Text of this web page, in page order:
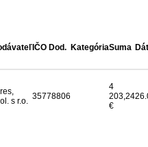
IČO Dod. KategóriaSuma
s r.o. 35778806
4
203,24
€